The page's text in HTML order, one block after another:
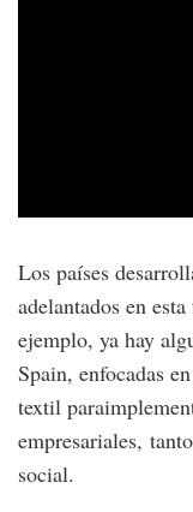
Los países
adelantados en
ejemplo, ya hay
Spain, enfocadas
textil
empresariales,
social.